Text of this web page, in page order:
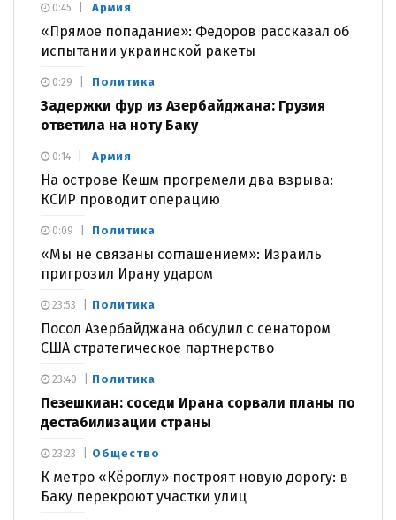
Армия
«Прямое попадание»: Федоров рассказал об
испытании украинской ракеты
0:45
Политика
Задержки фур из Азербайджана: Грузия
ответила на ноту Баку
0:29
Армия
На острове Кешм прогремели два взрыва:
КСИР проводит операцию
0:14
Политика
«Мы не связаны соглашением»: Израиль
пригрозил Ирану ударом
0:09
Политика
Посол Азербайджана обсудил с сенатором
США стратегическое партнерство
23:53
Политика
Пезешкиан: соседи Ирана сорвали планы по
дестабилизации страны
23:40
Общество
К метро «Кёроглу» построят новую дорогу: в
Баку перекроют участки улиц
23:23